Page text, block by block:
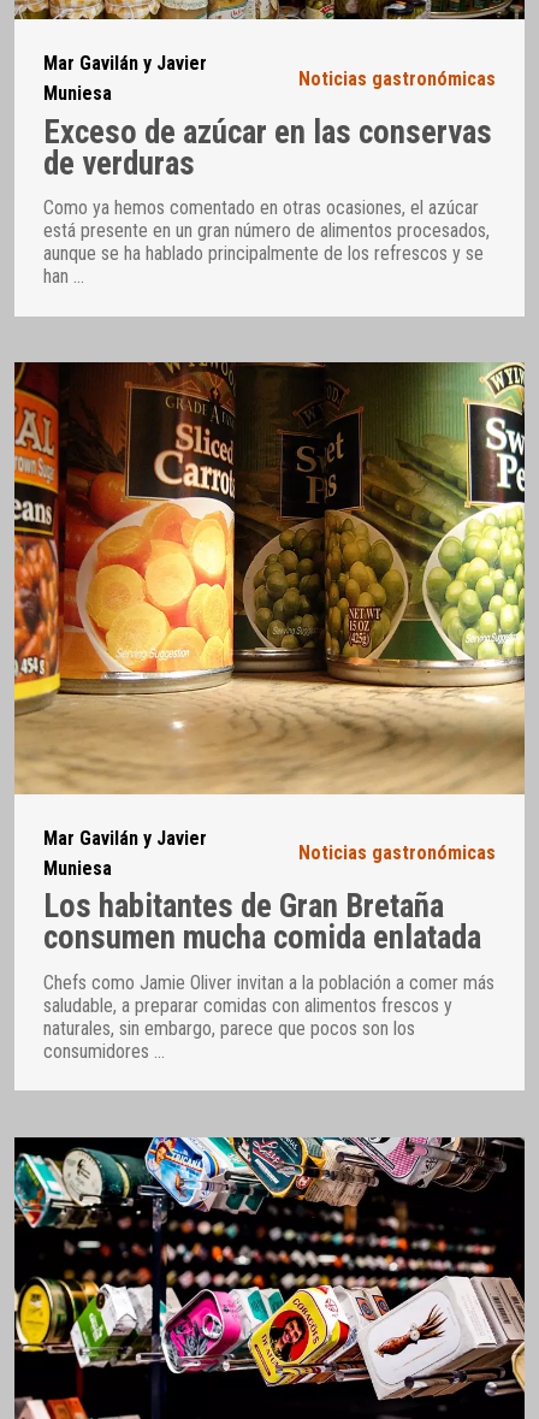
Mar Gavilán y Javier
Muniesa
Noticias gastronómicas
Exceso de azúcar en las conservas
de verduras
Como ya hemos comentado en otras ocasiones, el azúcar
está presente en un gran número de alimentos procesados,
aunque se ha hablado principalmente de los refrescos y se
han …
Mar Gavilán y Javier
Muniesa
Noticias gastronómicas
Los habitantes de Gran Bretaña
consumen mucha comida enlatada
Chefs como Jamie Oliver invitan a la población a comer más
saludable, a preparar comidas con alimentos frescos y
naturales, sin embargo, parece que pocos son los
consumidores